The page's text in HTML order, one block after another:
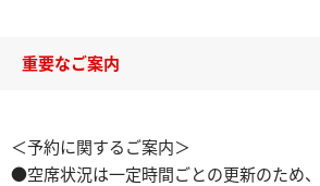
重要なご案内
＜予約に関するご案内＞
●空席状況は一定時間ごとの更新のため